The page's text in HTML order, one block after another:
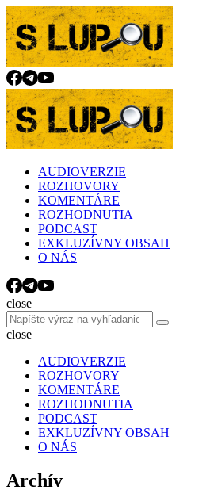
Menu
Search
Menu slupou.sk
AUDIOVERZIE
ROZHOVORY
KOMENTÁRE
ROZHODNUTIA
PODCAST
EXKLUZÍVNY OBSAH
O NÁS
Search
close
Search
for:
Search
close
AUDIOVERZIE
ROZHOVORY
KOMENTÁRE
ROZHODNUTIA
PODCAST
EXKLUZÍVNY OBSAH
O NÁS
Archív